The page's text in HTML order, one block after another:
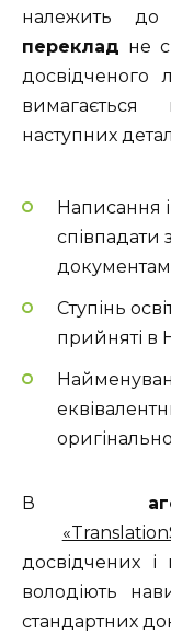
належить до
переклад не
досвідченого
наступних
Написання
Ступінь
прийняті в
В
досвідчених і
володіють
стандартних